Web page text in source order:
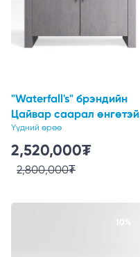
"Waterfall's" брэндийн
Цайвар саарал өнгөтэй
намхан комод шүүгэй
Үүдний өрөө
2,520,000₮
2,800,000₮